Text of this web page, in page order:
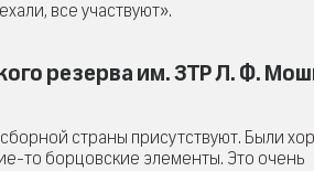
все участвуют».
резерва им. ЗТР Л. Ф.
страны присутствуют. Были
то борцовские элементы. Это очень